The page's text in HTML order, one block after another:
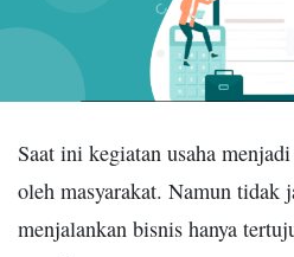
Saat ini kegiatan usaha
oleh masyarakat. Namun tidak
menjalankan bisnis hanya